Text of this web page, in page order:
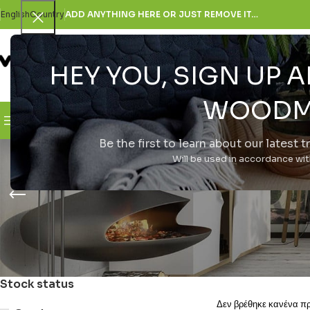
HEY YOU, SIGN UP
Be the first to learn about our latest
Will be used in accordance
EnglishCountryADD ANYTHING HERE OR JUST REMOVE IT…
SELECT CATEGORY
Browse Categories H Εταιρεία
Xiaomi
Stock status
Δεν βρέθηκε κανένα